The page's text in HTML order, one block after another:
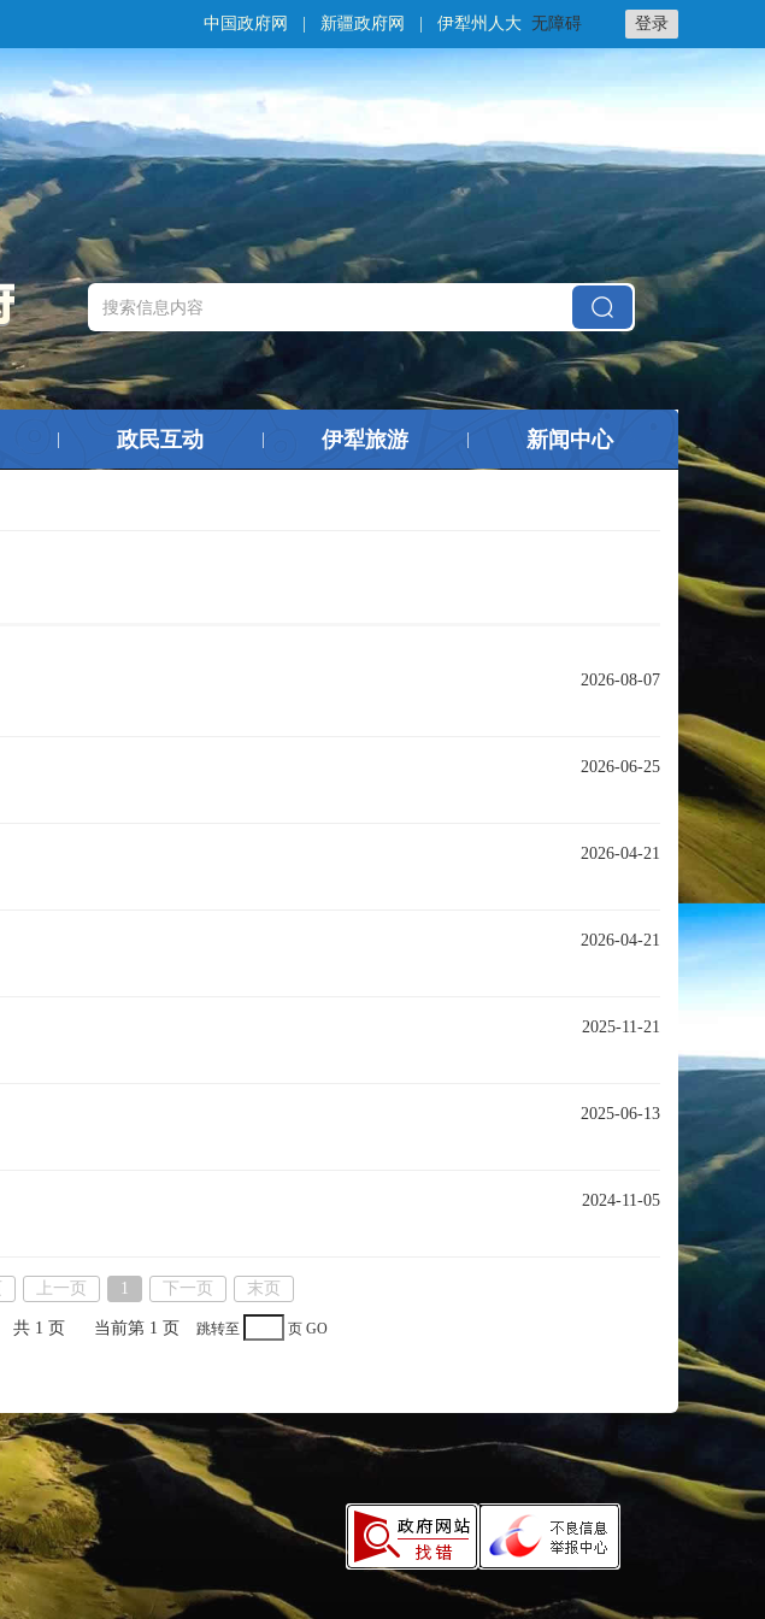
登录
无障碍
中国政府网 新疆政府网 伊犁州人大
政民互动 伊犁旅游 新闻中心
2026-08-07
2026-06-25
2026-04-21
2026-04-21
2025-11-21
2025-06-13
2024-11-05
上一页 1 下一页 末页
共 1 页 当前第 1 页 跳转至 页 GO